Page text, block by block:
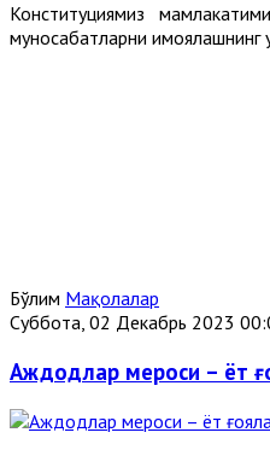
Конституциямиз
муносабатларни ҳимоялашнинг
Бўлим Мақолалар
Суббота, 02 Декабрь 2023
Аждодлар мероси – ёт